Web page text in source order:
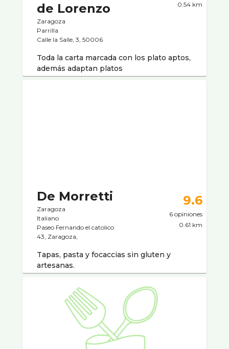
de Lorenzo
Zaragoza
Parrilla
Calle la Salle, 3, 50006
0.54 km
Toda la carta marcada con los plato aptos,
además adaptan platos
De Morretti
Zaragoza
Italiano
Paseo Fernando el catolico
43, Zaragoza,
9.6
6 opiniones
0.61 km
Tapas, pasta y focaccias sin gluten y
artesanas.